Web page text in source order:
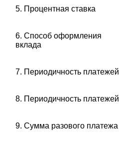
5. Процентная ставка
6. Способ оформления
вклада
7. Периодичность платежей
8. Периодичность платежей
9. Сумма разового платежа